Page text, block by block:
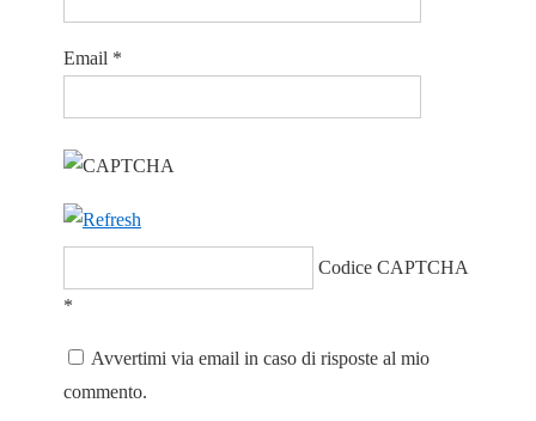
Email *
Codice CAPTCHA
*
Avvertimi via email in caso di risposte al mio
commento.